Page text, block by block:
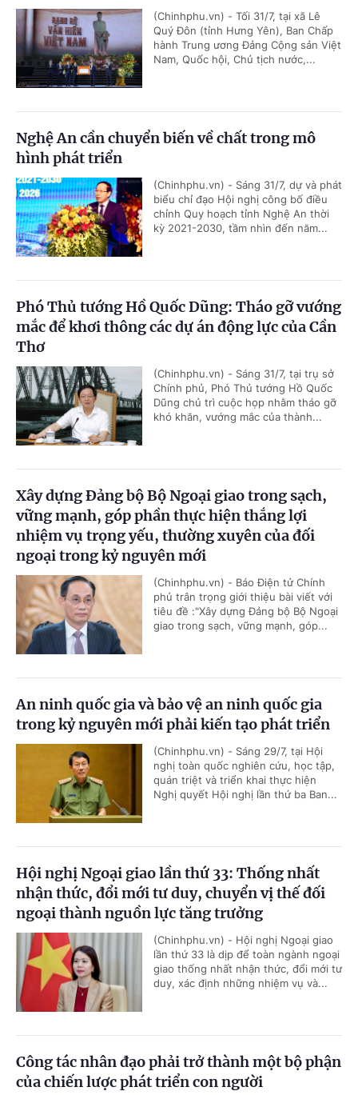
(Chinhphu.vn) - Tối 31/7, tại xã Lê
Quý Đôn (tỉnh Hưng Yên), Ban Chấp
hành Trung ương Đảng Cộng sản Việt
Nam, Quốc hội, Chủ tịch nước,...
Nghệ An cần chuyển biến về chất trong mô
hình phát triển
(Chinhphu.vn) - Sáng 31/7, dự và phát
biểu chỉ đạo Hội nghị công bố điều
chỉnh Quy hoạch tỉnh Nghệ An thời
kỳ 2021-2030, tầm nhìn đến năm...
Phó Thủ tướng Hồ Quốc Dũng: Tháo gỡ vướng
mắc để khơi thông các dự án động lực của Cần
Thơ
(Chinhphu.vn) - Sáng 31/7, tại trụ sở
Chính phủ, Phó Thủ tướng Hồ Quốc
Dũng chủ trì cuộc họp nhằm tháo gỡ
khó khăn, vướng mắc của thành...
Xây dựng Đảng bộ Bộ Ngoại giao trong sạch,
vững mạnh, góp phần thực hiện thắng lợi
nhiệm vụ trọng yếu, thường xuyên của đối
ngoại trong kỷ nguyên mới
(Chinhphu.vn) - Báo Điện tử Chính
phủ trân trọng giới thiệu bài viết với
tiêu đề :"Xây dựng Đảng bộ Bộ Ngoại
giao trong sạch, vững mạnh, góp...
An ninh quốc gia và bảo vệ an ninh quốc gia
trong kỷ nguyên mới phải kiến tạo phát triển
(Chinhphu.vn) - Sáng 29/7, tại Hội
nghị toàn quốc nghiên cứu, học tập,
quán triệt và triển khai thực hiện
Nghị quyết Hội nghị lần thứ ba Ban...
Hội nghị Ngoại giao lần thứ 33: Thống nhất
nhận thức, đổi mới tư duy, chuyển vị thế đối
ngoại thành nguồn lực tăng trưởng
(Chinhphu.vn) - Hội nghị Ngoại giao
lần thứ 33 là dịp để toàn ngành ngoại
giao thống nhất nhận thức, đổi mới tư
duy, xác định những nhiệm vụ và...
Công tác nhân đạo phải trở thành một bộ phận
của chiến lược phát triển con người